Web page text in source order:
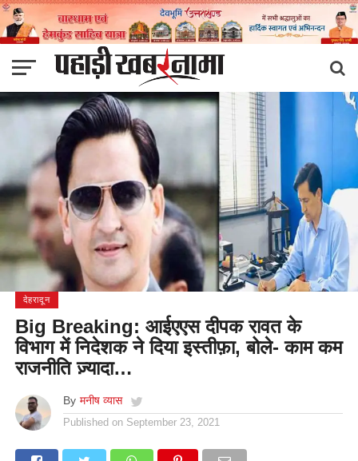
देहरादून
Big Breaking: आईएएस दीपक रावत के
विभाग में निदेशक ने दिया इस्तीफ़ा, बोले- काम कम
राजनीति ज़्यादा…
By मनीष व्यास
Published on September 23, 2021